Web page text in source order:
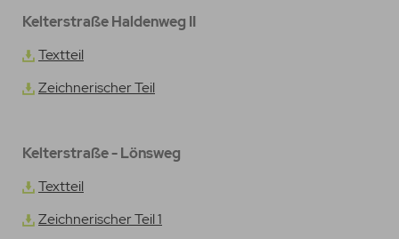
Kelterstraße Haldenweg II
Textteil
Zeichnerischer Teil
Kelterstraße - Lönsweg
Textteil
Zeichnerischer Teil 1